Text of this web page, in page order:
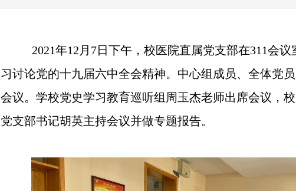
2021年12月7日下午，校医院直属党支部在311会
习讨论党的十九届六中全会精神。中心组成员、全体党
会议。学校党史学习教育巡听组周玉杰老师出席会议，
党支部书记胡英主持会议并做专题报告。